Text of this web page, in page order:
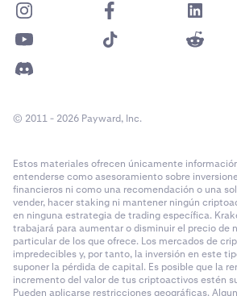
© 2011 - 2026 Payward, Inc.
Estos materiales ofrecen únicamente
entenderse como asesoramiento sobre
financieros ni como una recomendación o una
vender, hacer staking ni mantener ningún
en ninguna estrategia de trading específica.
trabajará para aumentar o disminuir el precio de
particular de los que ofrece. Los mercados de
impredecibles y, por tanto, la inversión en este
suponer la pérdida de capital. Es posible que la
incremento del valor de tus criptoactivos estén
Pueden aplicarse restricciones geográficas.